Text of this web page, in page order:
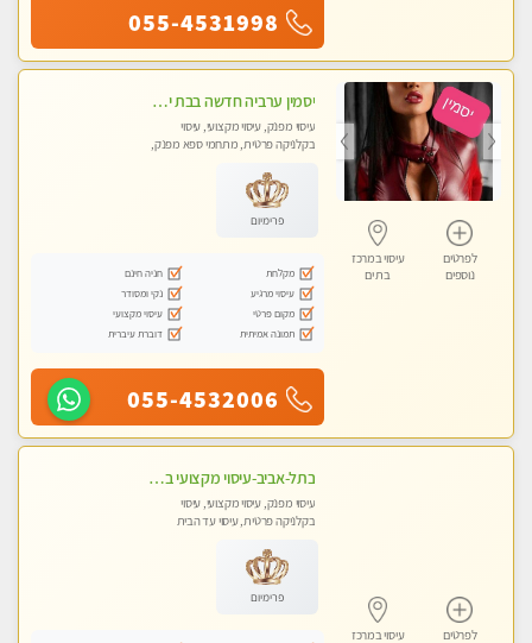
055-4531998
לפרטים
נוספים
עיסוי במרכז
בת ים
יסמין ערביה חדשה בבת ים חדש חדש .כל סוגי העיסויים במקום הכי מושלם בעיר בת ים . highly recommended..new in the city
עיסוי מפנק, עיסוי מקצועי, עיסוי
בקלניקה פרטית, מתחמי ספא מפנק,
טנטרה
פרימיום
מקלחת
חניה חינם
עיסוי מרגיע
נקי ומסודר
מקום פרטי
עיסוי מקצועי
תמונה אמיתית
דוברת עיברית
055-4532006
לפרטים
עיסוי במרכז
בתל-אביב-עיסוי מקצועי ברמה אחת מעל הכולל אבנים חמות רקמות עמוק בשילוב של כל סוגי העיסוי.
עיסוי מפנק, עיסוי מקצועי, עיסוי
בקלניקה פרטית, עיסוי עד הבית
פרימיום